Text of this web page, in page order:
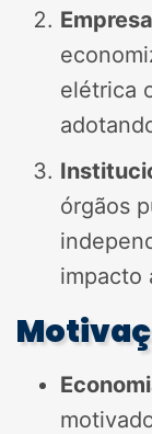
elétrica
órgãos
impacto